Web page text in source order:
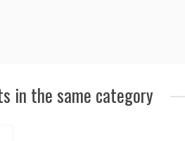
in the same category